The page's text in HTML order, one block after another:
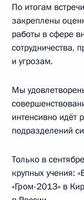
По итогам
закреплены
работы в сфере
сотрудничества,
и угрозам.
Мы
интенсивно идёт
подразделений
Только в
крупных учения:
«Гром-2013» в